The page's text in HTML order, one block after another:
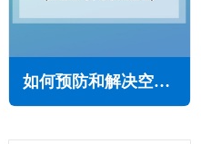
如何预防和解决空气中的杂质(压缩空气中杂质的危害)